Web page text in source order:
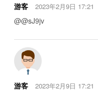
游客 2023年2月9日 17:21
@@sJ9jv
游客 2023年2月9日 17:21